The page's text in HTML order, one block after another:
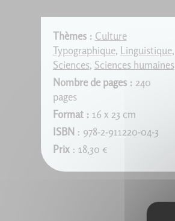
Thèmes : Culture
Typographique, Linguistique,
Sciences, Sciences humaines
Nombre de pages : 240
pages
Format : 16 x 23 cm
ISBN : 978-2-911220-04-3
Prix: 18,30 €